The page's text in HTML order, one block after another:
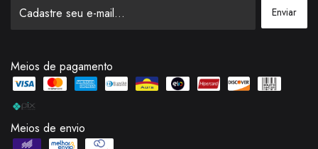
Meios de pagamento
Meios de envio